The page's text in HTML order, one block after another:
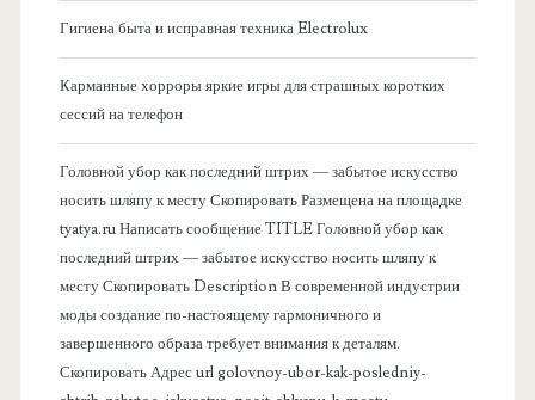
Гигиена быта и исправная техника Electrolux
Карманные хорроры яркие игры для страшных коротких
сессий на телефон
Головной убор как последний штрих — забытое искусство
носить шляпу к месту Скопировать Размещена на площадке
tyatya.ru Написать сообщение TITLE Головной убор как
последний штрих — забытое искусство носить шляпу к
месту Скопировать Description В современной индустрии
моды создание по-настоящему гармоничного и
завершенного образа требует внимания к деталям.
Скопировать Адрес url golovnoy-ubor-kak-posledniy-